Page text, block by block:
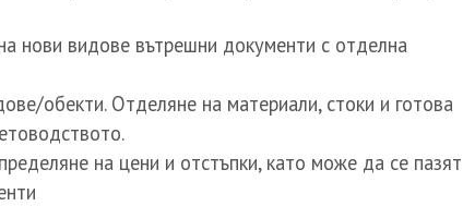
нови видове вътрешни документи с отделна
обекти. Отделяне на материали, стоки и готова
на цени и отстъпки, като може да се пазят